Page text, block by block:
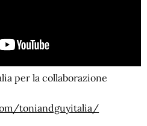
per la collaborazione
toniandguyitalia/